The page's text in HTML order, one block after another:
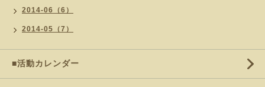
2014-06（6）
2014-05（7）
■活動カレンダー